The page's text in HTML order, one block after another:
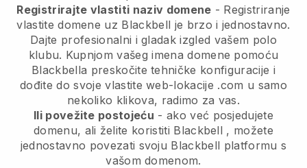
Registrirajte vlastiti naziv domene - Registriranje
vlastite domene uz Blackbell je brzo i jednostavno.
Dajte profesionalni i gladak izgled vašem polo
klubu. Kupnjom vašeg imena domene pomoću
Blackbella preskočite tehničke konfiguracije i
dođite do svoje vlastite web-lokacije .com u samo
nekoliko klikova, radimo za vas.
Ili povežite postojeću - ako već posjedujete
domenu, ali želite koristiti Blackbell , možete
jednostavno povezati svoju Blackbell platformu s
vašom domenom.